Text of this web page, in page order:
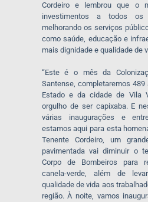
Cordeiro e lembrou que o
investimentos a todos
melhorando os serviços
como saúde, educação e
mais dignidade e qualidade de
“Este é o mês da
Santense, completaremos
Estado e da cidade de Vila
orgulho de ser capixaba. E
várias inaugurações e
estamos aqui para esta
Tenente Cordeiro, um
pavimentada vai diminuir o
Corpo de Bombeiros para
canela-verde, além de
qualidade de vida aos
região. À noite, vamos